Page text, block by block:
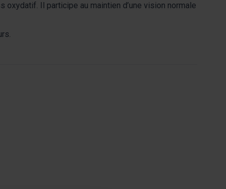
Il participe au maintien d’une vision normale